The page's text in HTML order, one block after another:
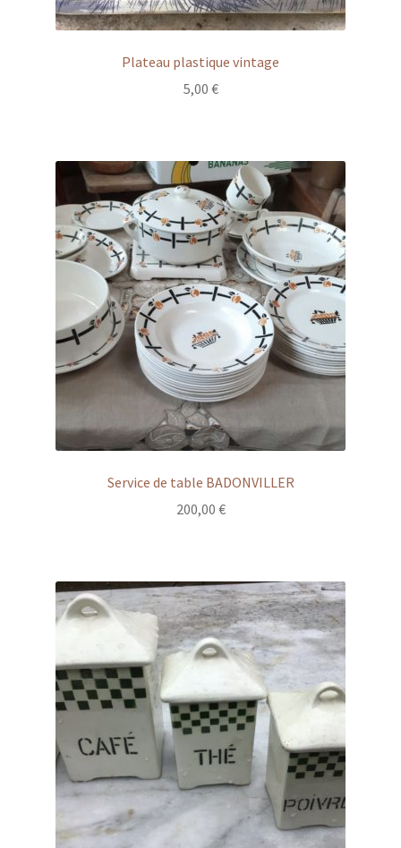
Plateau plastique vintage
5,00 €
Service de table BADONVILLER
200,00 €